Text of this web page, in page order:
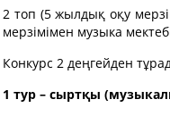
2 топ (5 жылдық оқу
мерзімімен музыка
Конкурс 2 деңгейден
1 тур – сыртқы (музыка